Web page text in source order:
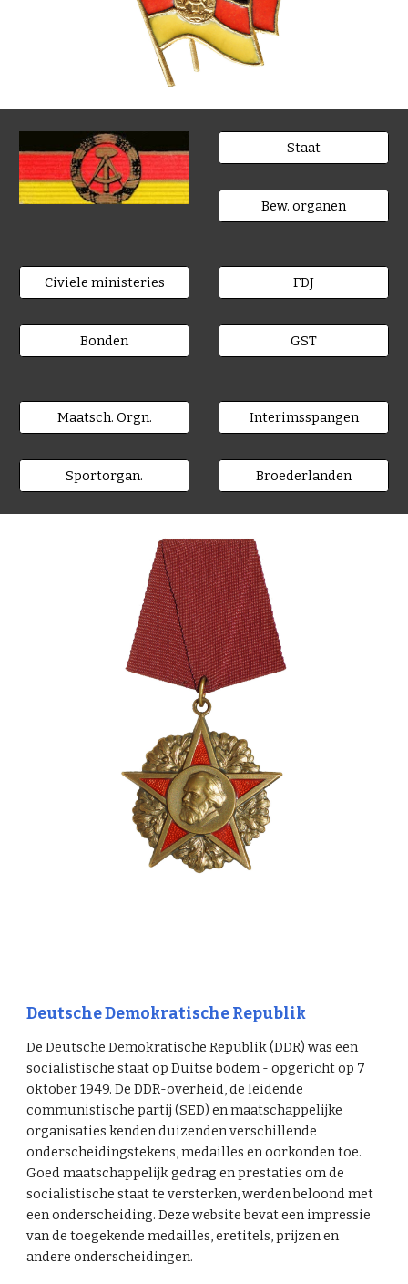
Staat
Bew. organen
Civiele ministeries
Bonden
FDJ
GST
Maatsch. Orgn.
Sportorgan.
Interimsspangen
Broederlanden
Deutsche Demokratische Republik
De Deutsche Demokratische Republik (DDR) was een
socialistische staat op Duitse bodem - opgericht op 7
oktober 1949. De DDR-overheid, de leidende
communistische partij (SED) en maatschappelijke
organisaties kenden duizenden verschillende
onderscheidingstekens, medailles en oorkonden toe.
Goed maatschappelijk gedrag en prestaties om de
socialistische staat te versterken, werden beloond met
een onderscheiding. Deze website bevat een impressie
van de toegekende medailles, eretitels, prijzen en
andere onderscheidingen.